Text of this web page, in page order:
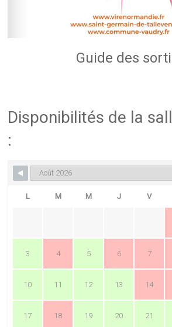
Guide des
Disponibilités de la
:
L M M J V
3 4 5 6 7
10 11 12 13 14
17 18 19 20 21